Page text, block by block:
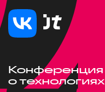
Конференция
о технологиях